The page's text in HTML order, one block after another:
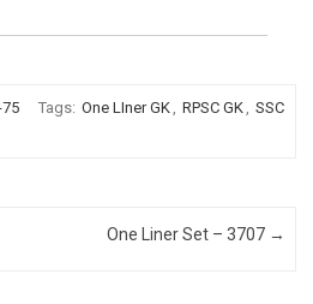
Tags: One LIner GK, RPSC GK, SSC
One Liner Set – 3707 →